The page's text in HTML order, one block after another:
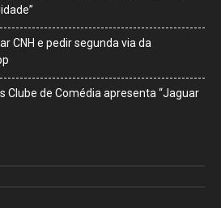
CNH e pedir segunda via da
Clube de Comédia apresenta “Jaguar